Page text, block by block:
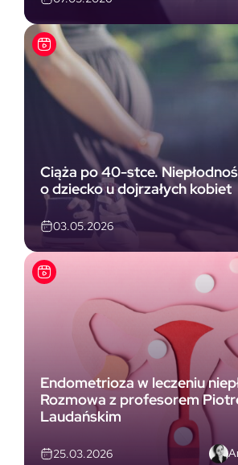
Ciąża po 40-stce.
o dziecko u dojrzałych kobiet
03.05.2026
Endometrioza w leczeniu
Rozmowa z profesorem
Laudańskim
25.03.2026